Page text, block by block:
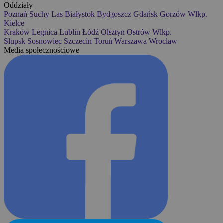
Oddziały
Poznań Suchy Las Białystok Bydgoszcz Gdańsk Gorzów Wlkp.
Kielce
Kraków Legnica Lublin Łódź Olsztyn Ostrów Wlkp.
Słupsk Sosnowiec Szczecin Toruń Warszawa Wrocław
Media społecznościowe